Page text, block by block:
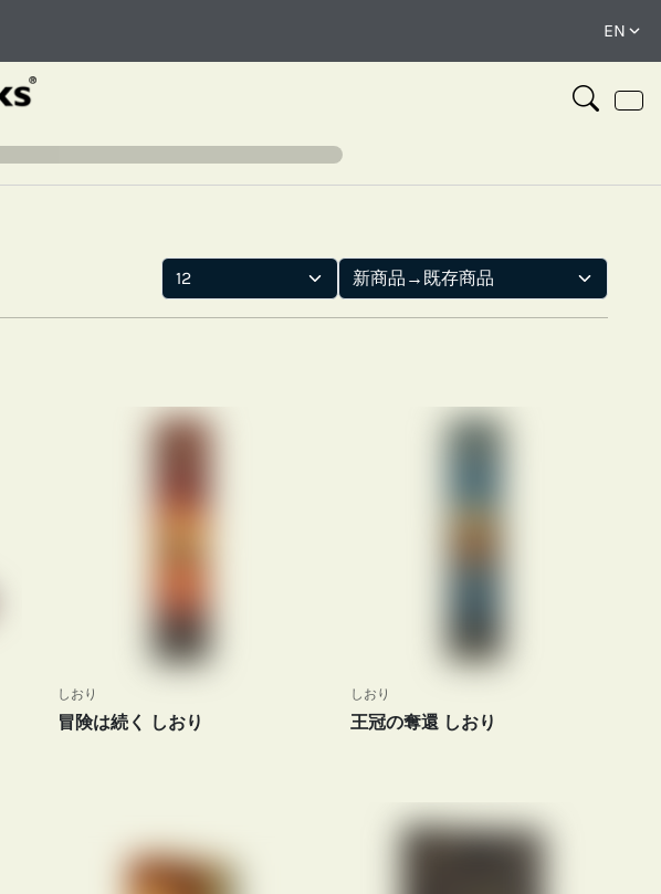
しおり
冒険は続く しおり
しおり
王冠の奪還 しおり